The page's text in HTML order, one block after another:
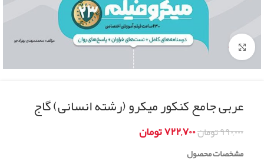
Click to enlarge
عربی جامع کنکور میکرو (رشته انسانی) گاج
۹۹۰,۰۰۰تومان۷۲۲,۷۰۰تومان
مشخصات محصول